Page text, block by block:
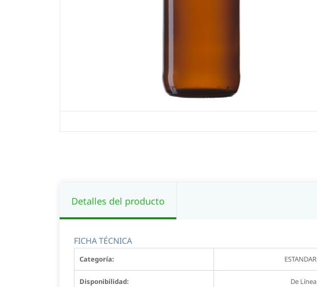
Detalles del producto
FICHA TÉCNICA
Categoría: ESTANDAR
Disponibilidad: De Línea